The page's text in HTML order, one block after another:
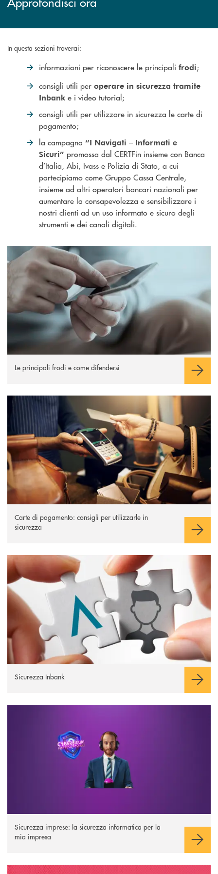
In questa sezioni troverai:
informazioni per riconoscere le principali frodi;
consigli utili per operare in sicurezza tramite
Inbank e i video tutorial;
consigli utili per utilizzare in sicurezza le carte di
pagamento;
la campagna “I Navigati – Informati e
Sicuri” promossa dal CERTFin insieme con Banca
d’Italia, Abi, Ivass e Polizia di Stato, a cui
partecipiamo come Gruppo Cassa Centrale,
insieme ad altri operatori bancari nazionali per
aumentare la consapevolezza e sensibilizzare i
nostri clienti ad un uso informato e sicuro degli
strumenti e dei canali digitali.
Le principali frodi
Le principali frodi e come difendersi
Carte di pagamento
Carte di pagamento: consigli per utilizzarle in
sicurezza
Sicurezza Inbank
Sicurezza Inbank
Sicurezza imprese: la sicurezza informatica per la
mia impresa
I Navigati